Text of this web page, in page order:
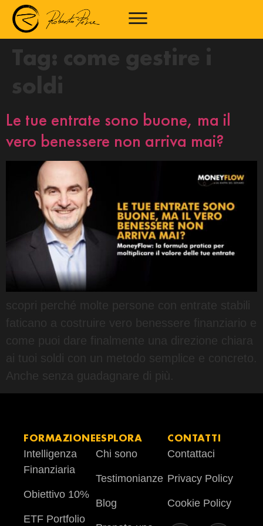
Tag:
come gestire i
soldi
Le tue entrate sono buone, ma il
vero benessere non arriva mai?
scopri perché molte persone con entrate stabili
faticano a costruire vero benessere finanziario e
come puoi dare finalmente una direzione chiara
ai tuoi soldi con un metodo semplice e concreto.
Anche senza guadagnare di più.
FORMAZIONE
Intelligenza
Finanziaria
Obiettivo 10%
ETF Portfolio
ESPLORA
Chi sono
Testimonianze
Blog
CONTATTI
Contattaci
Privacy Policy
Cookie Policy